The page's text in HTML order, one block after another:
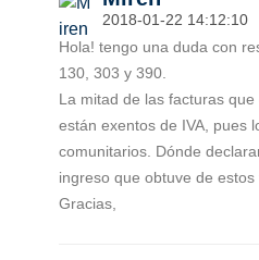
2018-01-22 14:12:10
Hola! tengo una duda con
130, 303 y 390.
La mitad de las facturas
están exentos de IVA, pues
comunitarios. Dónde
ingreso que obtuve de
Gracias,